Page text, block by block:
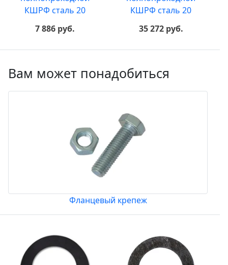
КШРФ сталь 20
7 886 руб.
КШРФ сталь 20
35 272 руб.
Вам может понадобиться
Фланцевый крепеж